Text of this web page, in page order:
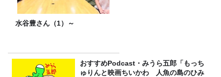
水谷豊さん（1）～
おすすめPodcast・みうら五郎「もっち
ゅりんと映画ちいかわ 人魚の島のひみ